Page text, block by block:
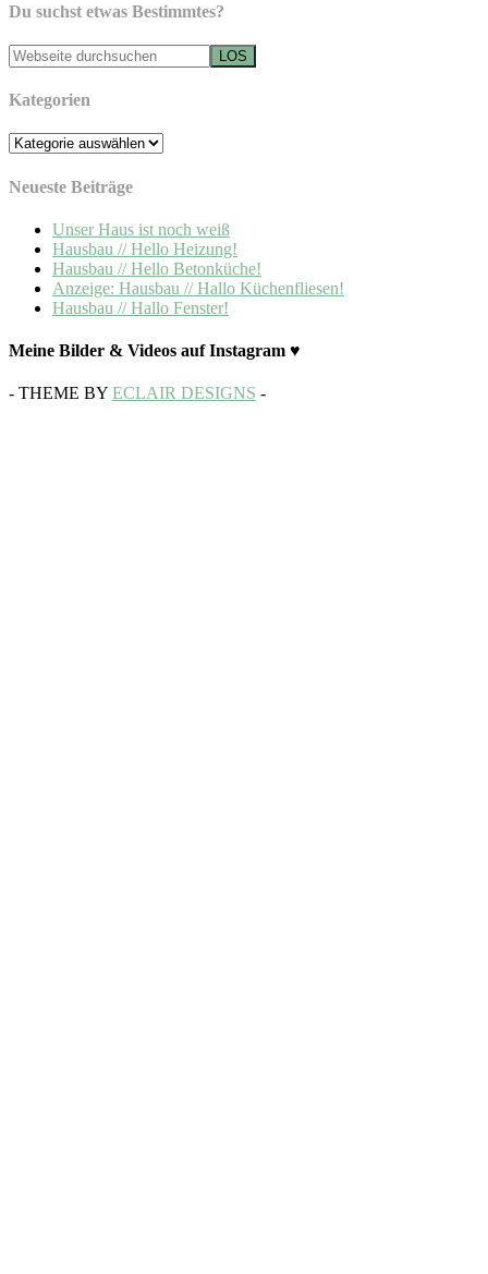
Du suchst etwas Bestimmtes?
Kategorien
Kategorien
Neueste Beiträge
Unser Haus ist noch weiß
Hausbau // Hello Heizung!
Hausbau // Hello Betonküche!
Anzeige: Hausbau // Hallo Küchenfliesen!
Hausbau // Hallo Fenster!
Meine Bilder & Videos auf Instagram ♥
- THEME BY ECLAIR DESIGNS -